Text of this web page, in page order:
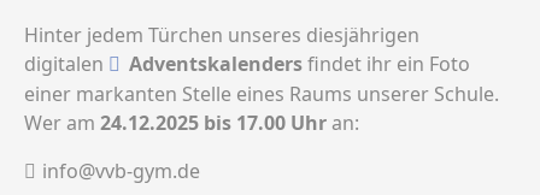
Hinter jedem Türchen unseres diesjährigen
digitalen
Adventskalendersfindet ihr ein Foto
einer markanten Stelle eines Raums unserer Schule.
Wer am 24.12.2025 bis 17.00 Uhr an:
info@vvb-gym.de